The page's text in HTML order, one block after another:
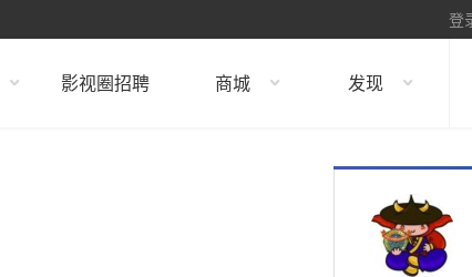
登
影视圈招聘 商城 发现